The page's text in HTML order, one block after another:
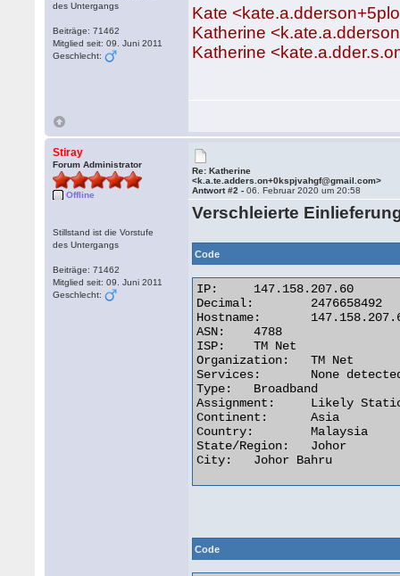
des Untergangs
Beiträge: 71462
Mitglied seit: 09. Juni 2011
Geschlecht:
Kate
Katherine
Katherine
Stiray
Forum Administrator
Offline
Stillstand ist die Vorstufe
des Untergangs
Beiträge: 71462
Mitglied seit: 09. Juni 2011
Geschlecht:
Re: Katherine
<k.a.te.adders.on+0kspjvahgf@gmail.com>
Antwort #2 -06. Februar 2020 um 20:58
Verschleierte
Code
IP:	147.158.207.60
Decimal:	2476658492
Hostname:	147.158.207.60
ASN:	4788
ISP:	TM Net
Organization:	TM Net
Services:	None detected
Type:	Broadband
Assignment:	Likely Static IP
Continent:	Asia
Country:	Malaysia
State/Region:	Johor
City:	Johor Bahru
Code